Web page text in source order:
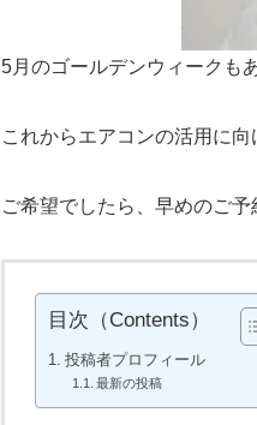
5月のゴールデンウィークも
これからエアコンの活用に
ご希望でしたら、早めのご予
目次（Contents）
投稿者プロフィール
最新の投稿